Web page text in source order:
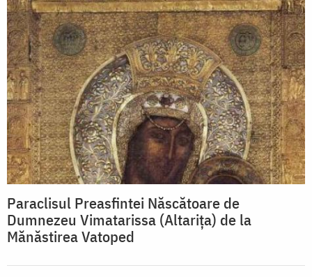
Paraclisul Preasfintei Născătoare de
Dumnezeu Vimatarissa (Altarița) de la
Mănăstirea Vatoped